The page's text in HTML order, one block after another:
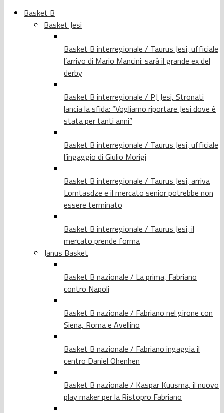
Basket B
Basket Jesi
Basket B interregionale / Taurus Jesi, ufficiale
l’arrivo di Mario Mancini: sarà il grande ex del
derby
Basket B interregionale / PJ Jesi, Stronati
lancia la sfida: “Vogliamo riportare Jesi dove è
stata per tanti anni”
Basket B interregionale / Taurus Jesi, ufficiale
l’ingaggio di Giulio Morigi
Basket B interregionale / Taurus Jesi, arriva
Lomtasdze e il mercato senior potrebbe non
essere terminato
Basket B interregionale / Taurus Jesi, il
mercato prende forma
Janus Basket
Basket B nazionale / La prima, Fabriano
contro Napoli
Basket B nazionale / Fabriano nel girone con
Siena, Roma e Avellino
Basket B nazionale / Fabriano ingaggia il
centro Daniel Ohenhen
Basket B nazionale / Kaspar Kuusma, il nuovo
play maker per la Ristopro Fabriano